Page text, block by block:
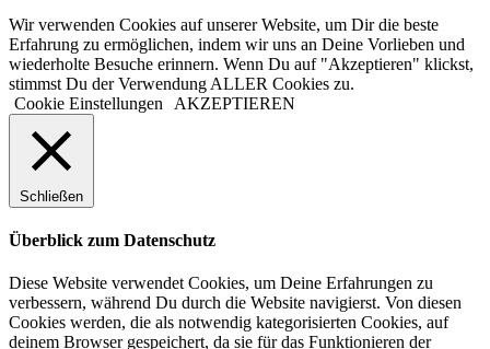
Wir verwenden Cookies auf unserer Website, um Dir die beste
Erfahrung zu ermöglichen, indem wir uns an Deine Vorlieben und
wiederholte Besuche erinnern. Wenn Du auf "Akzeptieren" klickst,
stimmst Du der Verwendung ALLER Cookies zu.
Cookie Einstellungen
AKZEPTIEREN
Schließen
Überblick zum Datenschutz
Diese Website verwendet Cookies, um Deine Erfahrungen zu
verbessern, während Du durch die Website navigierst. Von diesen
Cookies werden, die als notwendig kategorisierten Cookies, auf
deinem Browser gespeichert, da sie für das Funktionieren der